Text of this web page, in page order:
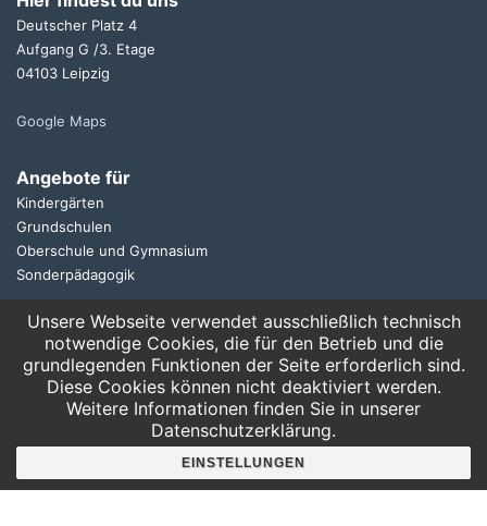
Deutscher Platz 4
Aufgang G /3. Etage
04103 Leipzig
Google Maps
Angebote für
Kindergärten
Grundschulen
Oberschule und Gymnasium
Sonderpädagogik
Telefon:
0341 125 97 57
Service
Bankverbindung
Mitgliederbereich
Unsere Webseite verwendet ausschließlich technisch
notwendige Cookies, die für den Betrieb und die
grundlegenden Funktionen der Seite erforderlich sind.
Diese Cookies können nicht deaktiviert werden.
Weitere Informationen finden Sie in unserer
Datenschutzerklärung.
EINSTELLUNGEN